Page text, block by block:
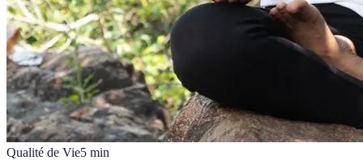
Qualité de Vie5 min